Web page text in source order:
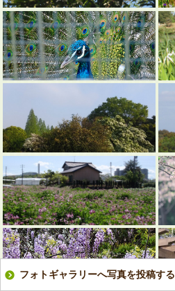
フォトギャラリーへ写真を投稿する